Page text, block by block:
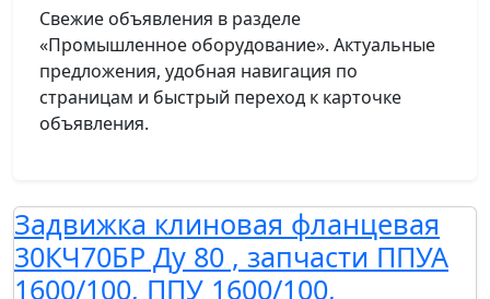
Свежие объявления в разделе
«Промышленное оборудование». Актуальные
предложения, удобная навигация по
страницам и быстрый переход к карточке
объявления.
Задвижка клиновая фланцевая
30КЧ70БР Ду 80 , запчасти ППУА
1600/100, ППУ 1600/100,